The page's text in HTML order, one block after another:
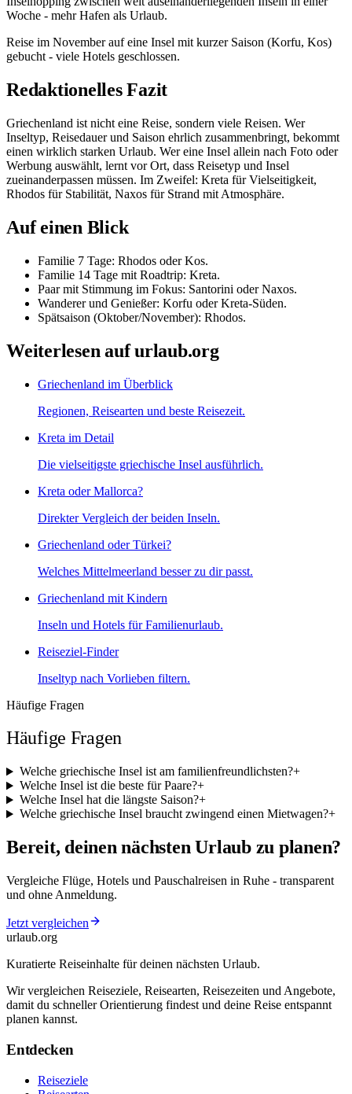
Woche - mehr Hafen als Urlaub.
Reise im November auf eine Insel mit kurzer Saison (Korfu, Kos)
gebucht - viele Hotels geschlossen.
Redaktionelles Fazit
Griechenland ist nicht eine Reise, sondern viele Reisen. Wer
Inseltyp, Reisedauer und Saison ehrlich zusammenbringt, bekommt
einen wirklich starken Urlaub. Wer eine Insel allein nach Foto oder
Werbung auswählt, lernt vor Ort, dass Reisetyp und Insel
zueinanderpassen müssen. Im Zweifel: Kreta für Vielseitigkeit,
Rhodos für Stabilität, Naxos für Strand mit Atmosphäre.
Auf einen Blick
Familie 7 Tage: Rhodos oder Kos.
Familie 14 Tage mit Roadtrip: Kreta.
Paar mit Stimmung im Fokus: Santorini oder Naxos.
Wanderer und Genießer: Korfu oder Kreta-Süden.
Spätsaison (Oktober/November): Rhodos.
Weiterlesen auf urlaub.org
Griechenland im Überblick
Regionen, Reisearten und beste Reisezeit.
Kreta im Detail
Die vielseitigste griechische Insel ausführlich.
Kreta oder Mallorca?
Direkter Vergleich der beiden Inseln.
Griechenland oder Türkei?
Welches Mittelmeerland besser zu dir passt.
Griechenland mit Kindern
Inseln und Hotels für Familienurlaub.
Reiseziel-Finder
Inseltyp nach Vorlieben filtern.
Häufige Fragen
Häufige Fragen
Welche griechische Insel ist am familienfreundlichsten?+
Welche Insel ist die beste für Paare?+
Welche Insel hat die längste Saison?+
Welche griechische Insel braucht zwingend einen Mietwagen?+
Bereit, deinen nächsten Urlaub zu planen?
Vergleiche Flüge, Hotels und Pauschalreisen in Ruhe - transparent
und ohne Anmeldung.
Jetzt vergleichen
urlaub.org
Kuratierte Reiseinhalte für deinen nächsten Urlaub.
Wir vergleichen Reiseziele, Reisearten, Reisezeiten und Angebote,
damit du schneller Orientierung findest und deine Reise entspannt
planen kannst.
Entdecken
Reiseziele